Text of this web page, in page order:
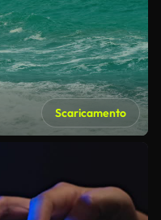
Scaricamento